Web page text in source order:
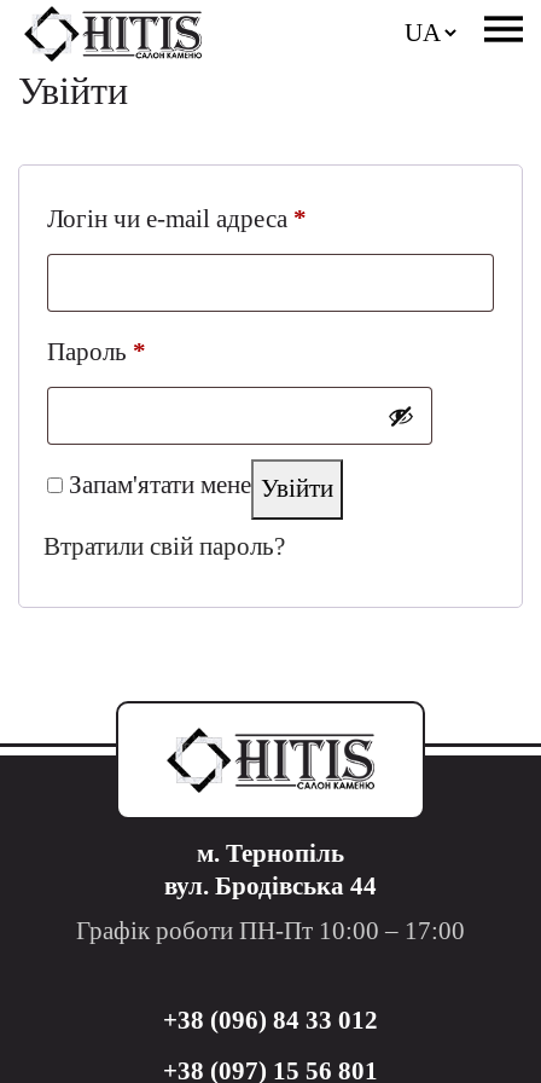
Увійти
Логін чи e-mail адреса *
Пароль *
Запам'ятати мене Увійти
Втратили свій пароль?
м. Тернопіль
вул. Бродівська 44
Графік роботи ПН-Пт 10:00 – 17:00
+38 (096) 84 33 012
+38 (097) 15 56 801